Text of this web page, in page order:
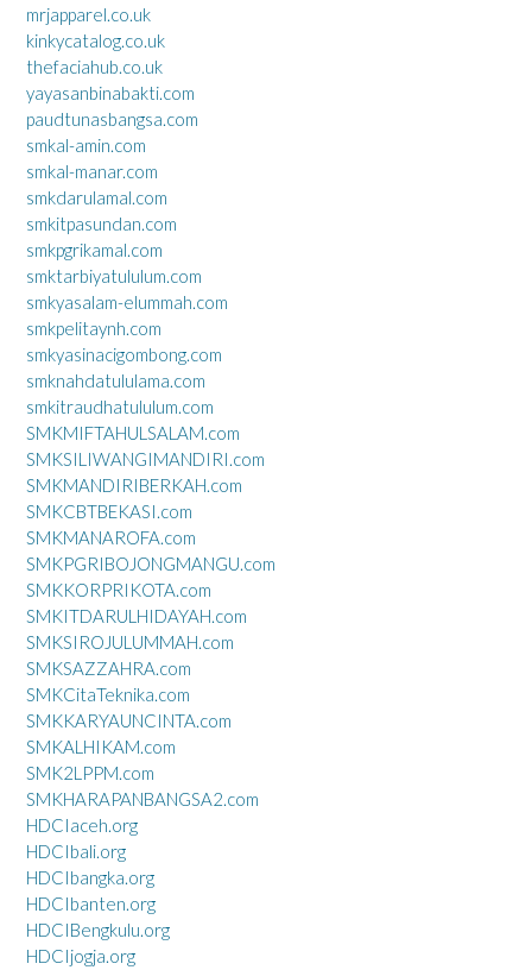
mrjapparel.co.uk
kinkycatalog.co.uk
thefaciahub.co.uk
yayasanbinabakti.com
paudtunasbangsa.com
smkal-amin.com
smkal-manar.com
smkdarulamal.com
smkitpasundan.com
smkpgrikamal.com
smktarbiyatululum.com
smkyasalam-elummah.com
smkpelitaynh.com
smkyasinacigombong.com
smknahdatululama.com
smkitraudhatululum.com
SMKMIFTAHULSALAM.com
SMKSILIWANGIMANDIRI.com
SMKMANDIRIBERKAH.com
SMKCBTBEKASI.com
SMKMANAROFA.com
SMKPGRIBOJONGMANGU.com
SMKKORPRIKOTA.com
SMKITDARULHIDAYAH.com
SMKSIROJULUMMAH.com
SMKSAZZAHRA.com
SMKCitaTeknika.com
SMKKARYAUNCINTA.com
SMKALHIKAM.com
SMK2LPPM.com
SMKHARAPANBANGSA2.com
HDCIaceh.org
HDCIbali.org
HDCIbangka.org
HDCIbanten.org
HDCIBengkulu.org
HDCIjogja.org